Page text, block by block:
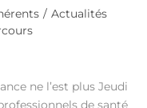
/ Actualités
ne l’est plus Jeudi
de santé